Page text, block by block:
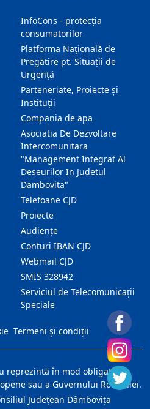
InfoCons - protecția
consumatorilor
Platforma Națională de
Pregătire pt. Situații de
Urgență
Parteneriate, Proiecte și
Instituții
Compania de apa
Asociatia De Dezvoltare
Intercomunitara
"Management Integrat Al
Deseurilor In Judetul
Dambovita"
Telefoane CJD
Proiecte
Audienţe
Conturi IBAN CJD
Webmail CJD
SMIS 328942
Serviciul de Telecomunicații
Speciale
Termeni și condiții
reprezintă în mod obligatoriu
sau a Guvernului României.
Judeţean Dâmboviţa